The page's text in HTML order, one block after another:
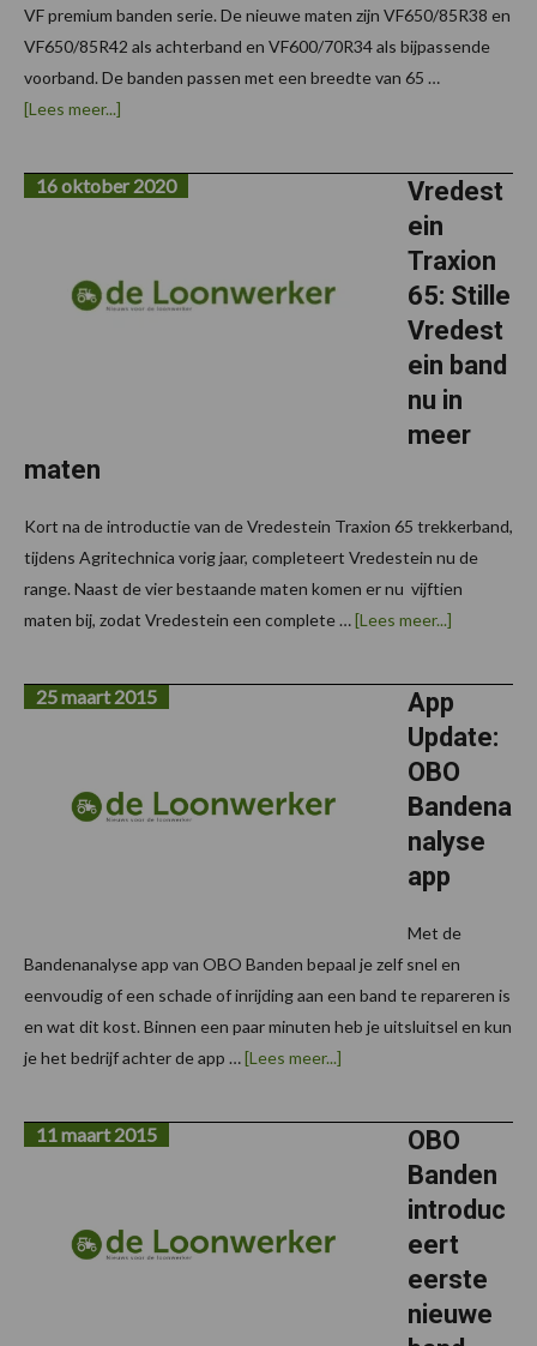
VF premium banden serie. De nieuwe maten zijn VF650/85R38 en
VF650/85R42 als achterband en VF600/70R34 als bijpassende
voorband. De banden passen met een breedte van 65 …
[Lees meer...]
ook
als
Vredest
ein
Traxion
65: Stille
Vredest
ein band
nu in
meer
maten
16 oktober 2020
Kort na de introductie van de Vredestein Traxion 65 trekkerband,
tijdens Agritechnica vorig jaar, completeert Vredestein nu de
range. Naast de vier bestaande maten komen er nu vijftien
maten bij, zodat Vredestein een complete …[Lees meer...]
Vredestein
band
nu
in
meer
maten
App
Update:
OBO
Bandena
nalyse
app
25 maart 2015
Met de
Bandenanalyse app van OBO Banden bepaal je zelf snel en
eenvoudig of een schade of inrijding aan een band te repareren is
en wat dit kost. Binnen een paar minuten heb je uitsluitsel en kun
je het bedrijf achter de app …[Lees meer...]
OBO
Banden
introduc
eert
eerste
nieuwe
11 maart 2015